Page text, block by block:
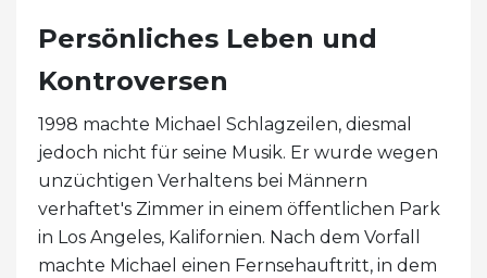
Persönliches Leben und
Kontroversen
1998 machte Michael Schlagzeilen, diesmal
jedoch nicht für seine Musik. Er wurde wegen
unzüchtigen Verhaltens bei Männern
verhaftet's Zimmer in einem öffentlichen Park
in Los Angeles, Kalifornien. Nach dem Vorfall
machte Michael einen Fernsehauftritt, in dem